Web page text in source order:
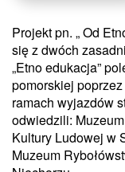
Projekt pn. „ Od
się z dwóch
„Etno edukacja”
pomorskiej
ramach wyjazdów
odwiedzili:
Kultury Ludowej w
Muzeum